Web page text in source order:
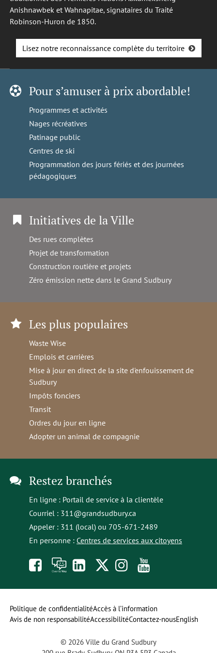
Anishnawbek et Wahnapitae, signataires du Traité
Robinson-Huron de 1850.
Lisez notre reconnaissance complète du territoire
Pour s’amuser à prix abordable!
Programmes et activités
Nages récréatives
Patinage public
Centres de ski
Programmation des jours fériés et des journées
pédagogiques
Initiatives de la Ville
Des rues complètes
Projet de transformation
Construction routière et projets
Zéro émission nette dans le Grand Sudbury
Les plus populaires
Waste Wise
Emplois et carrières
Mise à jour en direct de la site d'enfouissement de
Sudbury
Impôts fonciers
Transit
Ordres du jour en ligne
Adopter un animal de compagnie
Restez branchés
En ligne : Portail de service à la clientèle
Courriel : 311@grandsudbury.ca
Appeler : 311 (local) ou 705-671-2489
En personne : Centres de services aux citoyens
Like
us
on
Facebook
À
toi
la
opens
in
a
Follow
us
on
Follow
us
on
Instagram
to
our
YouTube
© 2026 Ville du Grand Sudbury
Politique de confidentialitéAccès à l’information
Avis de non responsabilitéAccessibilitéContactez-nousEnglish